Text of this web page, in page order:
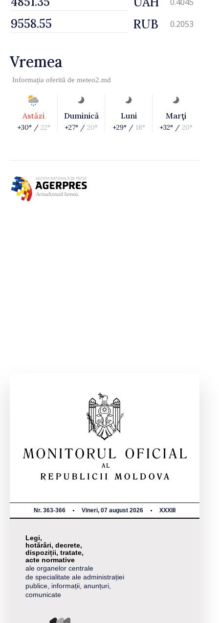
RUB 0.2053
Vremea
Informația oferită de meteo2.md
Astăzi
+30° / 22°
Duminică
+27° / 20°
Luni
+29° / 18°
Marţi
+32° / 20°
Nr. 363-366 Vineri, 07 august 2026 XXXIII
Legi,
hotărâri, decrete,
dispoziții, tratate,
acte normative
ale organelor centrale
de specialitate ale administrației
publice, informații, anunțuri,
comunicate